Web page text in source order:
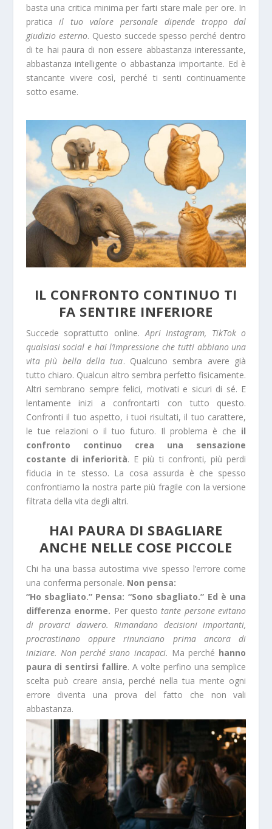
basta una critica minima per farti stare male per ore. In
praticail tuo valore personale dipende troppo dal
giudizio esterno. Questo succede spesso perché dentro
di te hai paura di non essere abbastanza interessante,
abbastanza intelligente o abbastanza importante. Ed è
stancante vivere così, perché ti senti continuamente
sotto esame.
IL CONFRONTO CONTINUO TI
FA SENTIRE INFERIORE
Succede soprattutto online.Apri Instagram, TikTok o
qualsiasi social e hai l’impressione che tutti abbiano una
vita più bella della tua. Qualcuno sembra avere già
tutto chiaro. Qualcun altro sembra perfetto fisicamente.
Altri sembrano sempre felici, motivati e sicuri di sé. E
lentamente inizi a confrontarti con tutto questo.
Confronti il tuo aspetto, i tuoi risultati, il tuo carattere,
le tue relazioni o il tuo futuro. Il problema è che il
confronto continuo crea una sensazione
costante di inferiorità. E più ti confronti, più perdi
fiducia in te stesso. La cosa assurda è che spesso
confrontiamo la nostra parte più fragile con la versione
filtrata della vita degli altri.
HAI PAURA DI SBAGLIARE
ANCHE NELLE COSE PICCOLE
Chi ha una bassa autostima vive spesso l’errore come
una conferma personale. Non pensa:
“Ho sbagliato.” Pensa: “Sono sbagliato.” Ed è una
differenza enorme. Per questotante persone evitano
di provarci davvero. Rimandano decisioni importanti,
procrastinano oppure rinunciano prima ancora di
iniziare. Non perché siano incapaci. Ma perché hanno
paura di sentirsi fallire. A volte perfino una semplice
scelta può creare ansia, perché nella tua mente ogni
errore diventa una prova del fatto che non vali
abbastanza.